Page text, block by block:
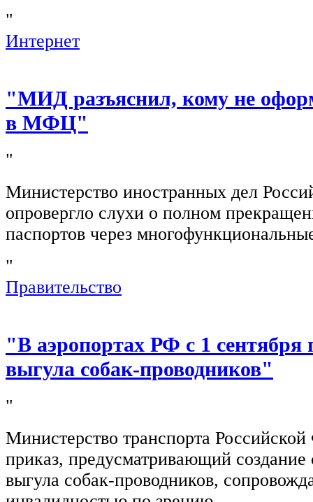
"
Интернет
"МИД разъяснил, кому не
в МФЦ"
"
Министерство иностранных дел
опровергло слухи о полном
паспортов через
"
Правительство
"В аэропортах РФ с 1 сентября
выгула собак-проводников"
"
Министерство транспорта
приказ, предусматривающий создание
выгула собак-проводников,